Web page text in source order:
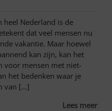
heel Nederland is de
dat veel mensen nu
vakantie. Maar hoewel
kan zijn, kan het
voor mensen met niet-
het bedenken waar je
van […]
Lees meer